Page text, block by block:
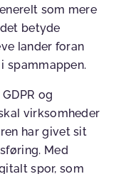
som mere
betyde
lander foran
spammappen.
og
virksomheder
har givet sit
Med
spor, som